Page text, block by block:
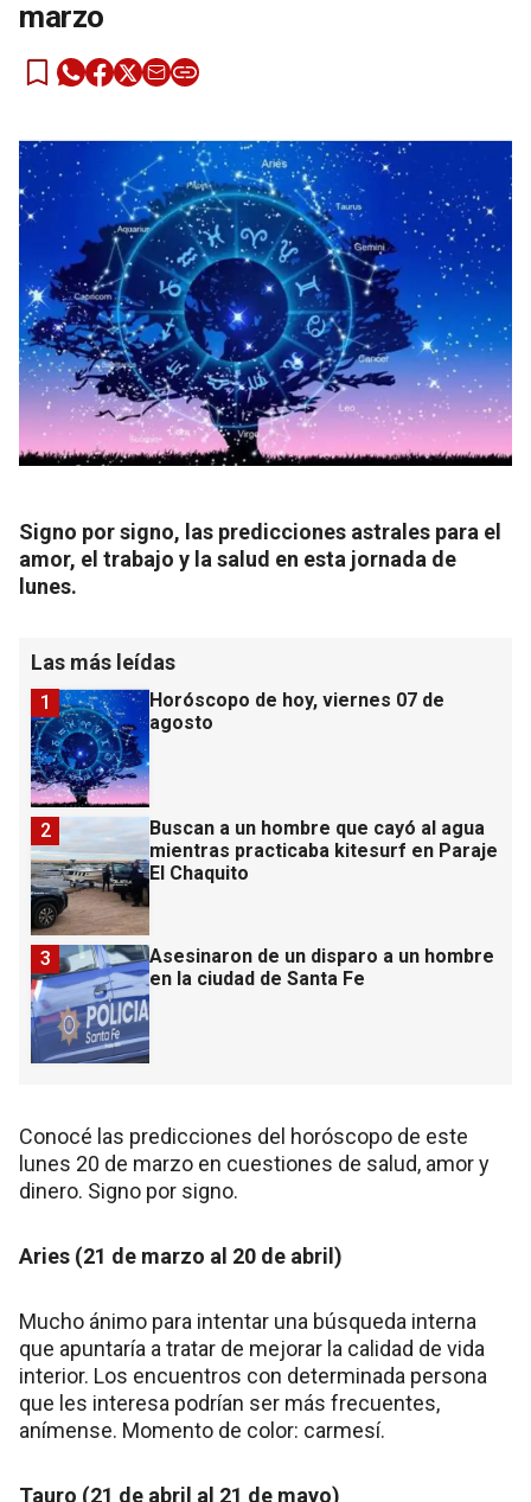
marzo
Signo por signo, las predicciones astrales para el
amor, el trabajo y la salud en esta jornada de
lunes.
Las más leídas
Horóscopo de hoy, viernes 07 de
agosto
1
Buscan a un hombre que cayó al agua
mientras practicaba kitesurf en Paraje
El Chaquito
2
Asesinaron de un disparo a un hombre
en la ciudad de Santa Fe
3
Conocé las predicciones del horóscopo de este
lunes 20 de marzo en cuestiones de salud, amor y
dinero. Signo por signo.
Aries (21 de marzo al 20 de abril)
Mucho ánimo para intentar una búsqueda interna
que apuntaría a tratar de mejorar la calidad de vida
interior. Los encuentros con determinada persona
que les interesa podrían ser más frecuentes,
anímense. Momento de color: carmesí.
Tauro (21 de abril al 21 de mayo)